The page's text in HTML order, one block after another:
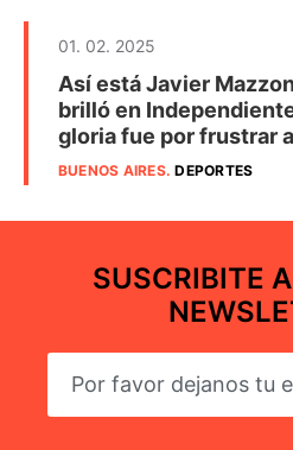
01. 02. 2025
Así está Javier
brilló en
gloria fue por frustrar
BUENOS AIRES.DEPORTES
SUSCRIBITE